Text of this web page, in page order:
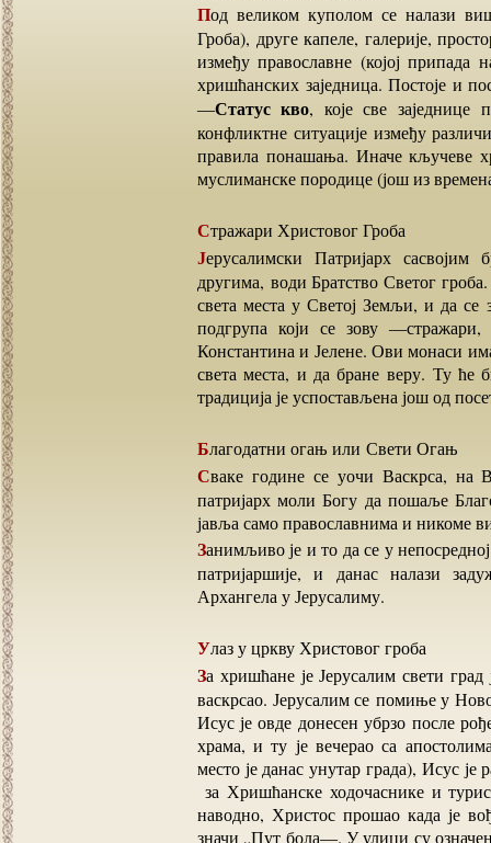
Под великом куполом се налази више црквица, капелаГроба Христовог (капела Светог
Гроба), друге капеле, галерије,
између православне (којој припада
хришћанских заједница. Постоје и
―Статус кво, које све заједнице
конфликтне ситуације између
правила понашања. Иначе кључеве
муслиманске породице (још из
Стражари Христовог Гроба
Јерусалимски Патријарх сасвојим братством, епископима, свештенством, монасима и
другима, води Братство Светог
света места у Светој Земљи, и да се
подгрупа који се зову
Константина и Јелене. Ови монаси
света места, и да бране веру. Ту ће
традиција је успостављена још од
Благодатни огањ или Свети Огањ
Сваке године се уочи Васкрса, на Велику Суботу, код Христвовог Гроба, православни
патријарх моли Богу да пошаље
јавља само православнима и никоме
Занимљиво је и то да се у непосредној близини светог Храма Васкрсења Христовог и Грчке
патријаршије, и данас налази
Архангела у Јерусалиму.
Улаз у цркву Христовог гроба
За хришћане је Јерусалим свети град јер је то место где је Исус Христос мучен, разапет и
васкрсао. Јерусалим се помиње у
Исус је овде донесен убрзо после
храма, и ту је вечерао са
место је данас унутар града), Исус
за Хришћанске ходочаснике и
наводно, Христос прошао када је
значи „Пут бола―. У улици су